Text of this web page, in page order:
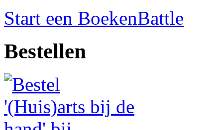
Start een BoekenBattle
Bestellen